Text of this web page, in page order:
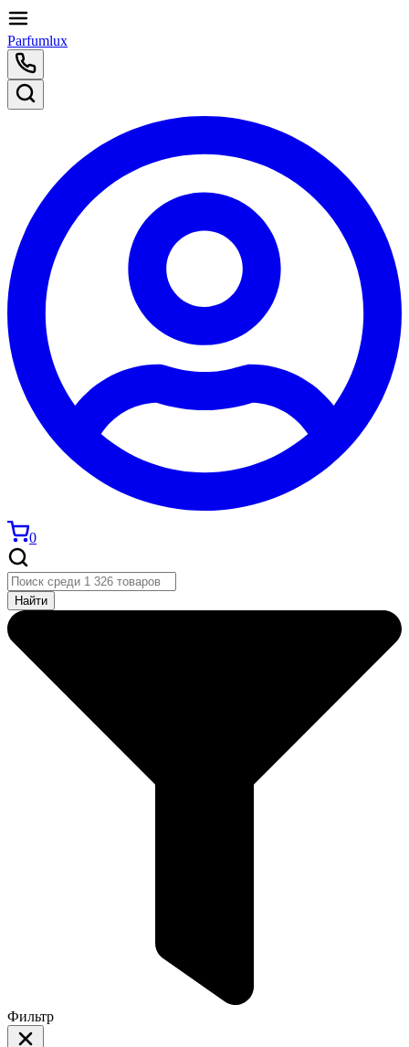
Parfumlux
0
Найти
Фильтр